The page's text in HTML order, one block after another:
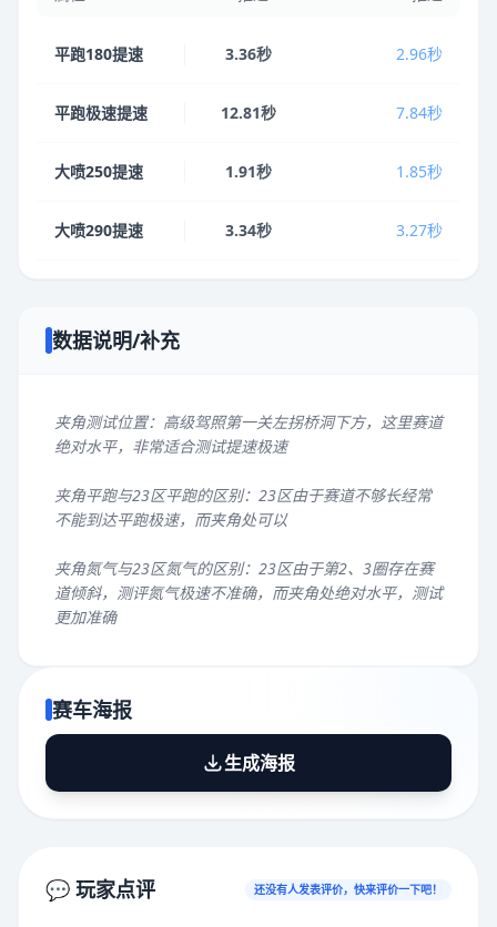
平跑180提速 3.36秒 2.96秒
平跑极速提速 12.81秒 7.84秒
大喷250提速 1.91秒 1.85秒
大喷290提速 3.34秒 3.27秒
数据说明/补充
夹角测试位置：高级驾照第一关左拐桥洞下方，这里赛道
绝对水平，非常适合测试提速极速
夹角平跑与23区平跑的区别：23区由于赛道不够长经常
不能到达平跑极速，而夹角处可以
夹角氮气与23区氮气的区别：23区由于第2、3圈存在赛
道倾斜，测评氮气极速不准确，而夹角处绝对水平，测试
更加准确
赛车海报
生成海报
💬 玩家点评 还没有人发表评价，快来评价一下吧！